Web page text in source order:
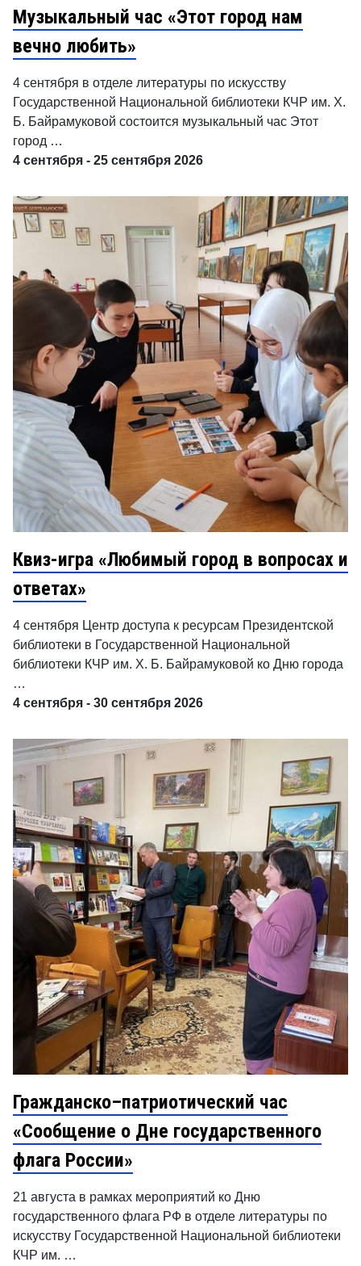
Музыкальный час «Этот город нам
вечно любить»
4 сентября в отделе литературы по искусству
Государственной Национальной библиотеки КЧР им. Х.
Б. Байрамуковой состоится музыкальный час Этот
город …
4 сентября - 25 сентября 2026
Квиз-игра «Любимый город в вопросах и
ответах»
4 сентября Центр доступа к ресурсам Президентской
библиотеки в Государственной Национальной
библиотеки КЧР им. Х. Б. Байрамуковой ко Дню города
…
4 сентября - 30 сентября 2026
Гражданско–патриотический час
«Сообщение о Дне государственного
флага России»
21 августа в рамках мероприятий ко Дню
государственного флага РФ в отделе литературы по
искусству Государственной Национальной библиотеки
КЧР им. …